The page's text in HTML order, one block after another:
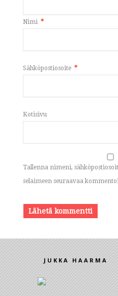
Nimi *
Sähköpostiosoite *
Kotisivu
Tallenna nimeni,
selaimeen seuraavaa
JUKKA HAARMA